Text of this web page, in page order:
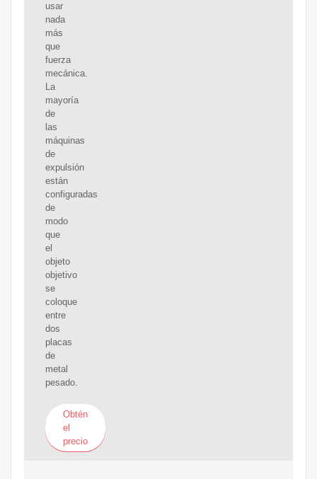
usar
nada
más
que
fuerza
mecánica.
La
mayoría
de
las
máquinas
de
expulsión
están
configuradas
de
modo
que
el
objeto
objetivo
se
coloque
entre
dos
placas
de
metal
pesado.
Obtén
el
precio